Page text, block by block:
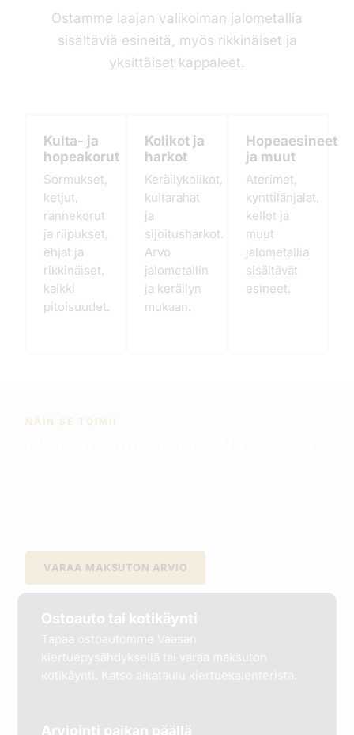
Ostamme laajan valikoiman jalometallia
sisältäviä esineitä, myös rikkinäiset ja
yksittäiset kappaleet.
Kulta- ja
hopeakorut
Sormukset,
ketjut,
rannekorut
ja riipukset,
ehjät ja
rikkinäiset,
kaikki
pitoisuudet.
Kolikot ja
harkot
Keräilykolikot,
kultarahat
ja
sijoitusharkot.
Arvo
jalometallin
ja keräilyn
mukaan.
Hopeaesineet
ja muut
Aterimet,
kynttilänjalat,
kellot ja
muut
jalometallia
sisältävät
esineet.
NÄIN SE TOIMII
VARAA MAKSUTON ARVIO
Ostoauto tai kotikäynti
Arviointi paikan päällä